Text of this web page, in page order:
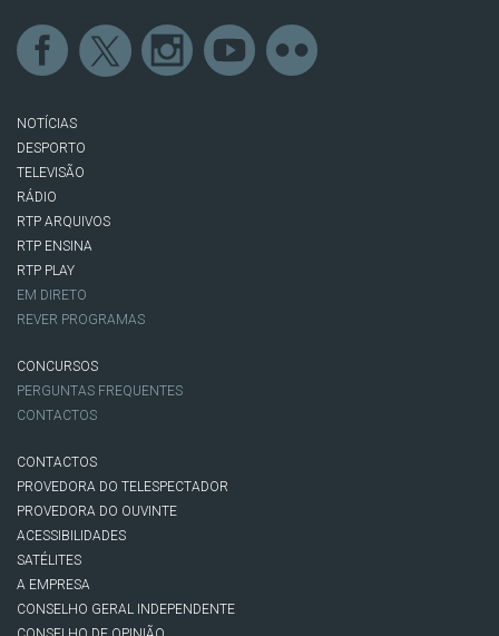
NOTÍCIAS
DESPORTO
TELEVISÃO
RÁDIO
RTP ARQUIVOS
RTP ENSINA
RTP PLAY
EM DIRETO
REVER PROGRAMAS
CONCURSOS
PERGUNTAS FREQUENTES
CONTACTOS
CONTACTOS
PROVEDORA DO TELESPECTADOR
PROVEDORA DO OUVINTE
ACESSIBILIDADES
SATÉLITES
A EMPRESA
CONSELHO GERAL INDEPENDENTE